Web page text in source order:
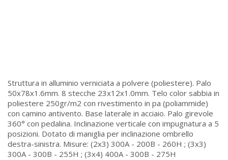
Struttura in alluminio verniciata a polvere (poliestere). Palo
50x78x1.6mm. 8 stecche 23x12x1.0mm. Telo color sabbia in
poliestere 250gr/m2 con rivestimento in pa (poliammide)
con camino antivento. Base laterale in acciaio. Palo girevole
360° con pedalina. Inclinazione verticale con impugnatura a 5
posizioni. Dotato di maniglia per inclinazione ombrello
destra-sinistra. Misure: (2x3) 300A - 200B - 260H ; (3x3)
300A - 300B - 255H ; (3x4) 400A - 300B - 275H